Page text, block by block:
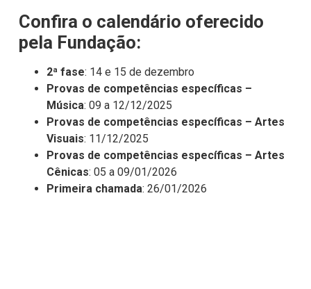
Confira o calendário oferecido
pela Fundação:
2ª fase: 14 e 15 de dezembro
Provas de competências específicas –
Música: 09 a 12/12/2025
Provas de competências específicas – Artes
Visuais: 11/12/2025
Provas de competências específicas – Artes
Cênicas: 05 a 09/01/2026
Primeira chamada: 26/01/2026